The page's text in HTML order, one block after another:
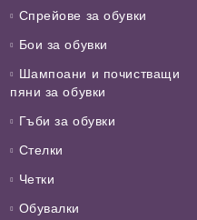
Спрейове за обувки
Бои за обувки
Шампоани и почистващи
пяни за обувки
Гъби за обувки
Стелки
Четки
Обувалки